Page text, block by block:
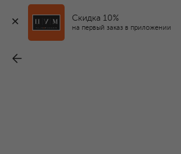
Скидка 10%
на первый заказ в приложении
ICEBERG